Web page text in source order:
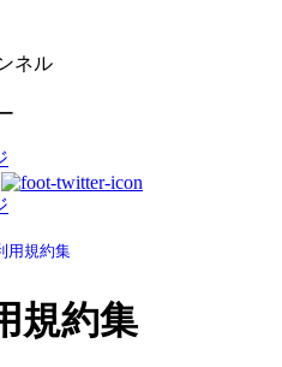
ネル
用規約集
規約集